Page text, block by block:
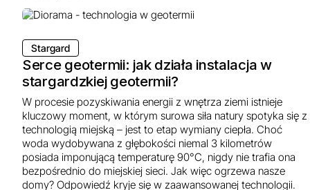
Stargard
Serce geotermii: jak działa instalacja w
stargardzkiej geotermii?
W procesie pozyskiwania energii z wnętrza ziemi istnieje
kluczowy moment, w którym surowa siła natury spotyka się z
technologią miejską – jest to etap wymiany ciepła. Choć
woda wydobywana z głębokości niemal 3 kilometrów
posiada imponującą temperaturę 90°C, nigdy nie trafia ona
bezpośrednio do miejskiej sieci. Jak więc ogrzewa nasze
domy? Odpowiedź kryje się w zaawansowanej technologii.